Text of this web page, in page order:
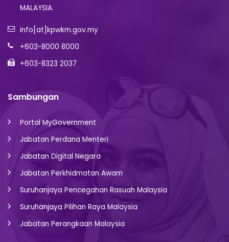
MALAYSIA.
info[at]kpwkm.gov.my
+603-8000 8000
+603-8323 2037
Sambungan
Portal MyGovernment
Jabatan Perdana Menteri
Jabatan Digital Negara
Jabatan Perkhidmatan Awam
Suruhanjaya Pencegahan Rasuah Malaysia
Suruhanjaya Pilihan Raya Malaysia
Jabatan Perangkaan Malaysia